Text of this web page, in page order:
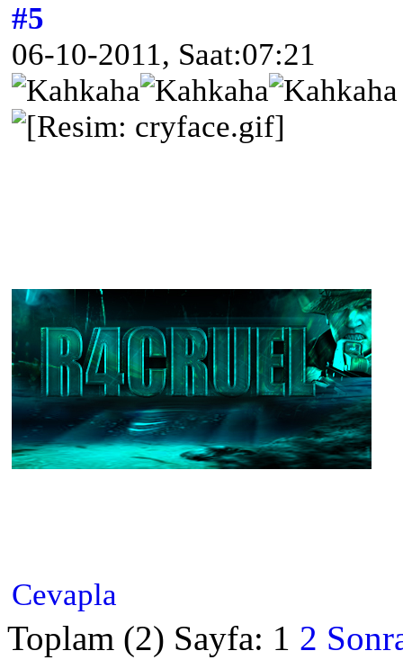
#5
06-10-2011, Saat:07:21
Cevapla
Toplam (2) Sayfa: 1 2